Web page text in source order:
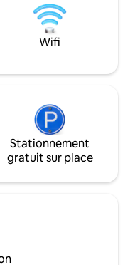
Wifi
Stationnement
gratuit sur place